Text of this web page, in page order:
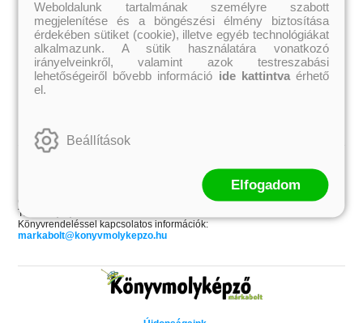
Jennifer L. Armentrout
Jenny Han
Leigh Bardugo
Maggie Stiefvater
Penelope Ward
Rachel Renee Russell
Rachel van Dyken
Rick Riordan
Ecsédi Orsolya
Eszes Rita
Helena Silence
Kántor Kata
On Sai
Rácz-Stefán Tibor
Róbert Katalin
Címünk: 6725 Szeged, Dobó u. 12/B
Telefon: (62) 551-132
Könyvrendeléssel kapcsolatos információk:
markabolt@konyvmolykepzo.hu
Weboldalunk tartalmának személyre szabott
megjelenítése és a böngészési élmény biztosítása
érdekében sütiket (cookie), illetve egyéb technológiákat
alkalmazunk. A sütik használatára vonatkozó
irányelveinkről, valamint azok testreszabási
lehetőségeiről bővebb információ ide kattintvaérhető
el.
Beállítások
Elfogadom